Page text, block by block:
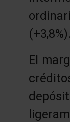
(+3,8%).
El